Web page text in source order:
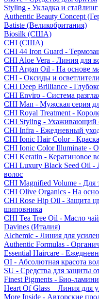
Styling - Укладка и стайлинг
Authentic Beauty Concept
Batiste (Великобритания)
Biosilk (США)
CHI (США)
CHI 44 Iron Guard -
CHI Aloe Vera - Линия для
CHI Argan Oil - На основе
CHI - Оксиды и осветлители
CHI Deep Brilliance -
CHI Enviro - Система
CHI Man - Мужская серия
CHI Royal Treatment -
CHI Styling - Ухаживающий
CHI Infra - Ежедневный
CHI Ionic Hair Color -
CHI Ionic Color Illuminate -
CHI Keratin - Кератиновое
CHI Luxury Black Seed Oil -
волос
CHI Magnified Volume - Для
CHI Olive Organics - На
CHI Rose Hip Oil - Защита
шиповника
CHI Tea Tree Oil - Масло
Davines (Италия)
Alchemic - Линия для
Authentic Formulas -
Essential Haircare -
OI - Абсолютная красота
SU - Средства для защиты
Finest Pigments - Био-
Heart Of Glass – Линия для
More Inside - Авторские